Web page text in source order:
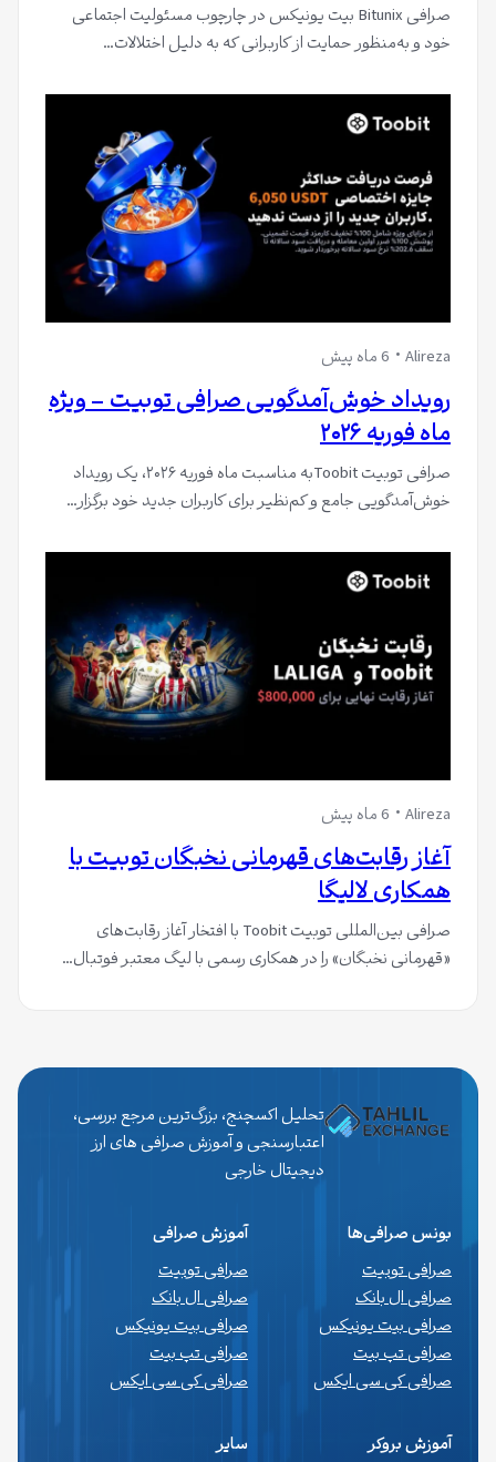
صرافی Bitunix بیت یونیکس در چارچوب مسئولیت اجتماعی
خود و به‌منظور حمایت از کاربرانی که به دلیل اختلالات…
Alireza 6 ماه پیش
رویداد خوش‌آمدگویی صرافی توبیت – ویژه
ماه فوریه ۲۰۲۶
صرافی توبیت Toobitبه مناسبت ماه فوریه ۲۰۲۶، یک رویداد
خوش‌آمدگویی جامع و کم‌نظیر برای کاربران جدید خود برگزار…
Alireza 6 ماه پیش
آغاز رقابت‌های قهرمانی نخبگان توبیت با
همکاری لالیگا
صرافی بین‌المللی توبیت Toobit با افتخار آغاز رقابت‌های
«قهرمانی نخبگان» را در همکاری رسمی با لیگ معتبر فوتبال…
تحلیل اکسچنج، بزرگ‌ترین مرجع بررسی،
اعتبارسنجی و آموزش صرافی های ارز
دیجیتال خارجی
بونس صرافی‌ها
صرافی توبیت
صرافی ال بانک
صرافی بیت یونیکس
صرافی تپ بیت
صرافی کی سی ایکس
آموزش صرافی
صرافی توبیت
صرافی ال بانک
صرافی بیت یونیکس
صرافی تپ بیت
صرافی کی سی ایکس
آموزش بروکر سایر